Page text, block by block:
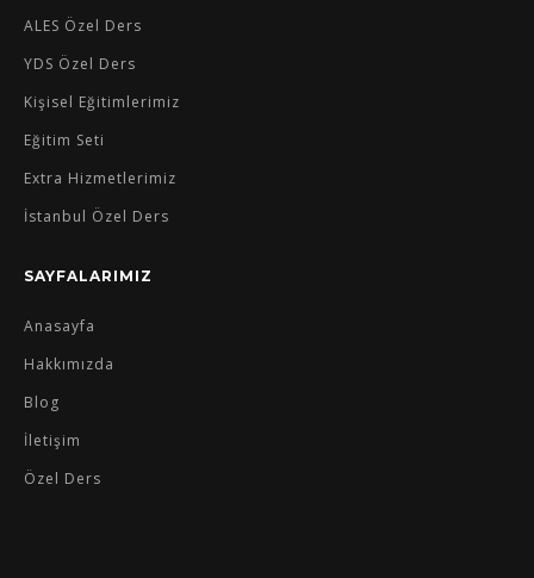
ALES Özel Ders
YDS Özel Ders
Kişisel Eğitimlerimiz
Eğitim Seti
Extra Hizmetlerimiz
İstanbul Özel Ders
SAYFALARIMIZ
Anasayfa
Hakkımızda
Blog
İletişim
Özel Ders